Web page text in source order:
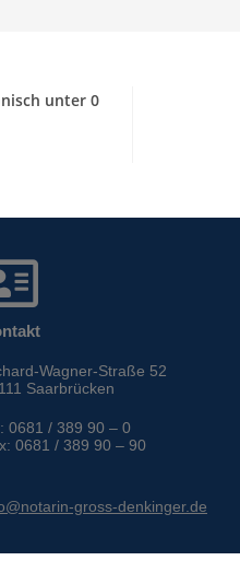
unter 0
Wagner-Straße 52
Saarbrücken
0681 / 389 90 – 0
0681 / 389 90 – 90
gross-denkinger.de